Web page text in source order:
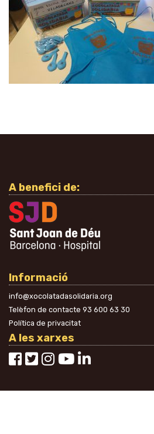
A benefici de:
Informació
info@xocolatadasolidaria.org
Telèfon de contacte 93 600 63 30
Política de privacitat
A les xarxes